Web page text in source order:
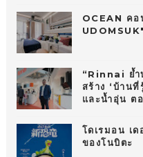
OCEAN ค
UDOMSUK"
“Rinnai ย้ำ
สร้าง ‘บ้าน
และน้ำอุ่น ต
โดเรมอน เ
ของโนบิตะ